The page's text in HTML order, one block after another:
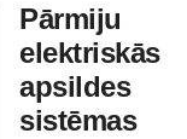
Pārmiju
elektriskās
apsildes
sistēmas